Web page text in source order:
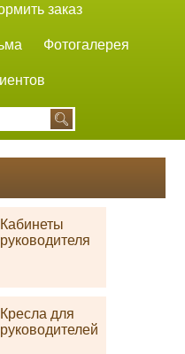
заказ
Фотогалерея
Кабинеты
руководителя
Кресла для
руководителей